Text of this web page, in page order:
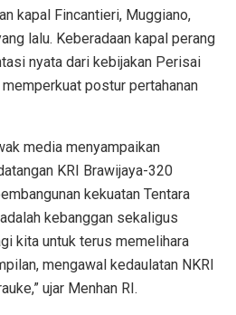
kapal Fincantieri, Muggiano,
lalu. Keberadaan kapal perang
nyata dari kebijakan Perisai
postur pertahanan
media menyampaikan
KRI Brawijaya-320
kekuatan Tentara
kebanggan sekaligus
kita untuk terus memelihara
mengawal kedaulatan NKRI
ujar Menhan RI.